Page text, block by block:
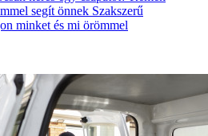
segít önnek Szakszerű
minket és mi örömmel